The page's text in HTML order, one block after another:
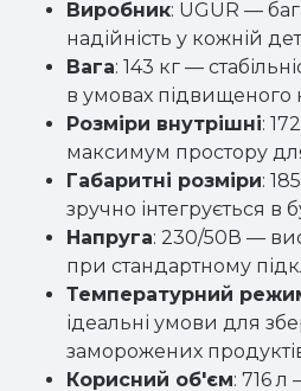
Виробник: UGUR —
надійність у кожній
Вага: 143 кг —
в умовах підвищеного
Розміри внутрішні:
максимум простору
Габаритні розміри:
зручно інтегрується в
Напруга: 230/50В —
при стандартному
Температурний
ідеальні умови для
заморожених
Корисний об'єм: 716 л